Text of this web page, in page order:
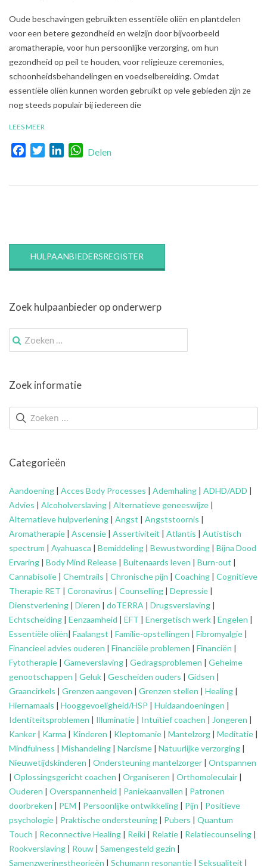
2021-
Oude beschavingen gebruikten essentiële oliën en plantdelen
voor een betere gezondheid en welzijn door bijvoorbeeld
aromatherapie, voor hun persoonlijke verzorging, om hun
gezondheid op peil te houden, voor religieuze ceremonies,
schoonheidsbehandelingen en voedselbereiding. Omdat
essentiële oliën kunnen worden gebruikt op vele gebieden zijn ze
nog steeds populair bij iedereen die
LEES MEER
FacebookTwitterLinkedInWhatsApp
Delen
HULPAANBIEDERSREGISTER
Zoek hulpaanbieder op onderwerp
Zoek
naar:
Zoek informatie
Categorieën
Aandoening | Acces Body Processes | Ademhaling | ADHD/ADD |
Advies | Alcoholverslaving | Alternatieve geneeswijze |
Alternatieve hulpverlening | Angst | Angststoornis |
Aromatherapie | Ascensie | Assertiviteit | Atlantis | Autistisch
spectrum | Ayahuasca | Bemiddeling | Bewustwording | Bijna Dood
Ervaring | Body Mind Release | Buitenaards leven | Burn-out |
Cannabisolie | Chemtrails | Chronische pijn | Coaching | Cognitieve
Therapie RET | Coronavirus | Counselling | Depressie |
Dienstverlening | Dieren | doTERRA | Drugsverslaving |
Echtscheiding | Eenzaamheid | EFT | Energetisch werk | Engelen |
Essentiële oliën| Faalangst | Familie-opstellingen | Fibromyalgie |
Financieel advies ouderen | Financiële problemen | Financiën |
Fytotherapie | Gameverslaving | Gedragsproblemen | Geheime
genootschappen | Geluk | Gescheiden ouders | Gidsen |
Graancirkels | Grenzen aangeven | Grenzen stellen | Healing |
Hiernamaals | Hooggevoeligheid/HSP | Huidaandoeningen |
Identiteitsproblemen | Illuminatie | Intuïtief coachen | Jongeren |
Kanker | Karma | Kinderen | Kleptomanie | Mantelzorg | Meditatie |
Mindfulness | Mishandeling | Narcisme | Natuurlijke verzorging |
Nieuwetijdskinderen | Ondersteuningmantelzorger | Ontspannen
| Oplossingsgericht coachen | Organiseren | Orthomoleculair |
Ouderen | Overspannenheid | Paniekaanvallen | Patronen
doorbreken | PEM | Persoonlijke ontwikkeling | Pijn | Positieve
psychologie | Praktische ondersteuning | Pubers | Quantum
Touch | Reconnective Healing | Reiki | Relatie | Relatiecounseling |
Rookverslaving | Rouw | Samengesteld gezin |
Samenzweringstheorieën | Schumann resonantie | Seksualiteit |